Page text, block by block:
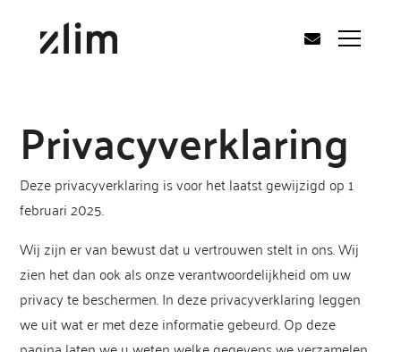
Privacyverklaring
Deze privacyverklaring is voor het laatst gewijzigd op 1
februari 2025.
Wij zijn er van bewust dat u vertrouwen stelt in ons. Wij
zien het dan ook als onze verantwoordelijkheid om uw
privacy te beschermen. In deze privacyverklaring leggen
we uit wat er met deze informatie gebeurd. Op deze